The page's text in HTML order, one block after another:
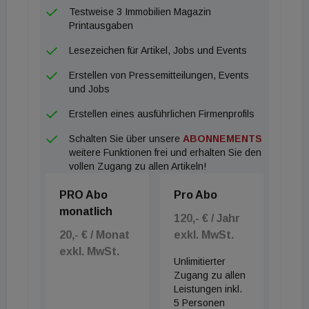
über gewerbliche Angebote etwa für Studierende
bis hin zu den Serviced Apartments." Die
Voraussetzungen haben sich durch den Einstieg des
britischen Immobilienfondsmanager Henderson
allgemein schwierigen Zeiten in der Immobilienwelt.
Mayer: "Durch die hohe Eigenkapital-Ausstattung
sind wir in der Lage, Opportunitäten bei
Entscheidungen zu treffen. Bei Bedarf können
Investments direkt getätigt werden, ohne eine
Kreditzusage abwarten zu müssen." Neben Wien
und Graz, wo die sechs bisherigen GBI Projekte
entstanden sind und teilweise auch selbst
erfolgreich betrieben werden, stehen für Mayer
Testweise 3 Immobilien Magazin
Printausgaben
Lesezeichen für Artikel, Jobs und Events
Erstellen von Pressemitteilungen, Events
und Jobs
Erstellen eines ausführlichen Firmenprofils
Schalten Sie über unsere ABONNEMENTS
weitere Funktionen frei und erhalten Sie den
vollen Zugang zu allen Artikeln!
PRO Abo
monatlich
20,- € / Monat
exkl. MwSt.
Pro Abo
120,- € / Jahr
exkl. MwSt.
Unlimitierter
Zugang zu allen
Leistungen inkl.
5 Personen